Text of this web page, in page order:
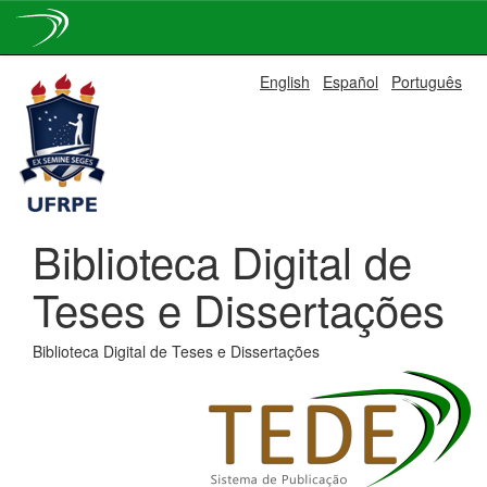
navigation
English Español Português
Biblioteca Digital de
Teses e Dissertações
Biblioteca Digital de Teses e Dissertações